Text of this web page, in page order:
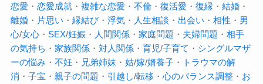
恋愛 ・ 恋愛成就・ 複雑な恋愛 ・ 不倫・ 復活愛 ・ 復縁 ・ 結婚・
離婚・ 片思い ・ 縁結び・ 浮気・ 人生相談 ・ 出会い ・ 相性 ・ 男
心/女心・ SEX/妊娠・ 人間関係・ 家庭問題 ・ 夫婦問題 ・ 相手
の気持ち ・ 家族関係・ 対人関係・ 育児/子育て ・ シングルマザ
ーの悩み ・ 不妊・ 兄弟姉妹 ・ 姑/嫁/婿養子・
トラウマの解
消 ・ 子宝 ・ 親子の問題 ・ 引越し/転移 ・ 心のバランス調整・ お